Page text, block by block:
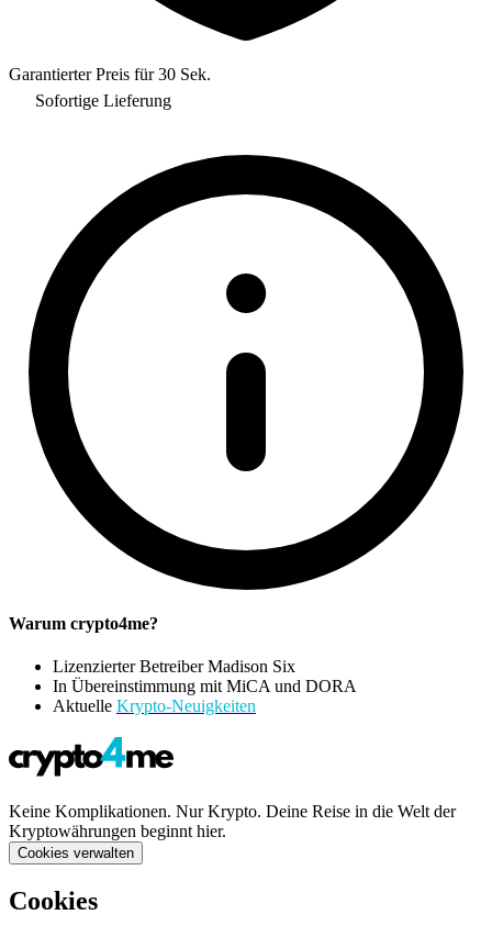
Garantierter Preis für 30 Sek.
Sofortige Lieferung
Warum crypto4me?
Lizenzierter Betreiber Madison Six
In Übereinstimmung mit MiCA und DORA
Aktuelle Krypto-Neuigkeiten
Keine Komplikationen. Nur Krypto. Deine Reise in die Welt der
Kryptowährungen beginnt hier.
Cookies verwalten
Cookies